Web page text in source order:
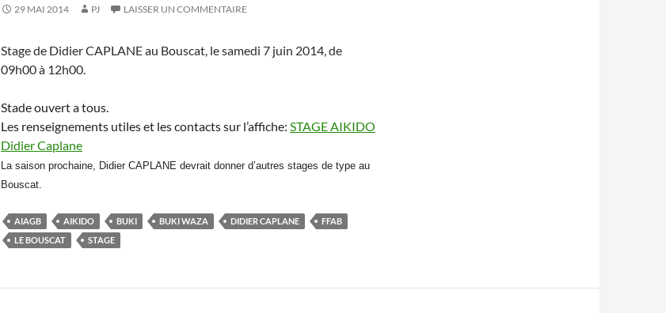
29 MAI 2014 PJ LAISSER UN COMMENTAIRE
Stage de Didier CAPLANE au Bouscat, le samedi 7 juin 2014, de
09h00 à 12h00.
Stade ouvert a tous.
Les renseignements utiles et les contacts sur l’affiche: STAGE AIKIDO
Didier Caplane
La saison prochaine, Didier CAPLANE devrait donner d’autres stages de type au
Bouscat.
AIAGB AIKIDO BUKI BUKI WAZA DIDIER CAPLANE
FFAB
LE BOUSCAT
STAGE